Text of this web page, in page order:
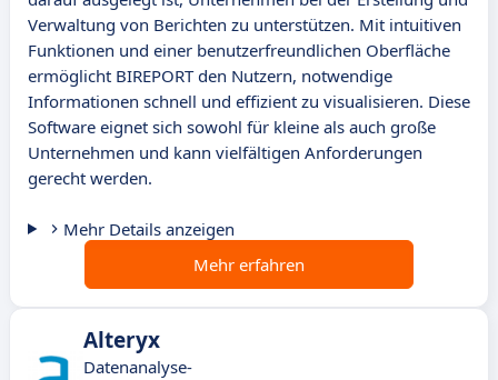
Verwaltung von Berichten zu unterstützen. Mit intuitiven
Funktionen und einer benutzerfreundlichen Oberfläche
ermöglicht BIREPORT den Nutzern, notwendige
Informationen schnell und effizient zu visualisieren. Diese
Software eignet sich sowohl für kleine als auch große
Unternehmen und kann vielfältigen Anforderungen
gerecht werden.
Mehr Details anzeigen
Mehr erfahren
Alteryx
Datenanalyse-